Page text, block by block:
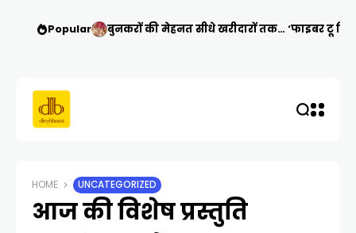
Popular बुनकरों की मेहनत सीधे खरीदारों तक… ‘फाइबर टू
HOME UNCATEGORIZED
आज की विशेष प्रस्तुति